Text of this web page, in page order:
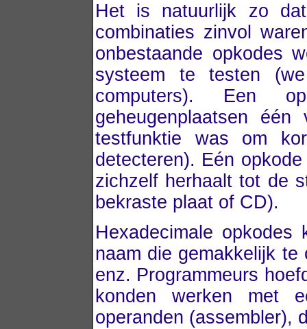
Het is natuurlijk zo
combinaties zinvol
onbestaande opkodes
systeem te testen
computers). Een
geheugenplaatsen
testfunktie was om
detecteren). Eén
zichzelf herhaalt tot de
bekraste plaat of CD).
Hexadecimale
naam die gemakkelijk
enz. Programmeurs
konden werken met
operanden (assembler),